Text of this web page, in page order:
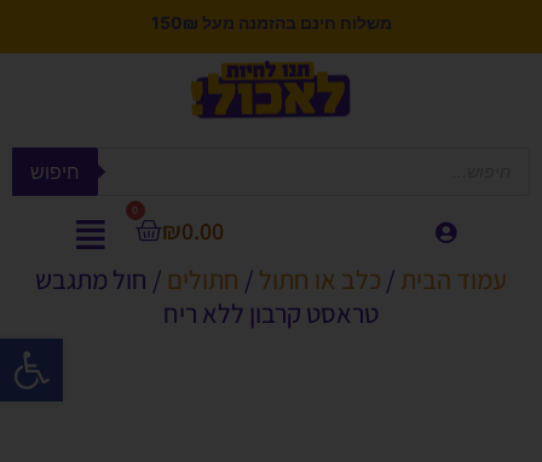
פתח
משלוח חינם בהזמנה מעל 150₪
חיפוש
₪0.00
0
עמוד הבית / כלב או חתול / חתולים / חול מתגבש
טראסט קרבון ללא ריח